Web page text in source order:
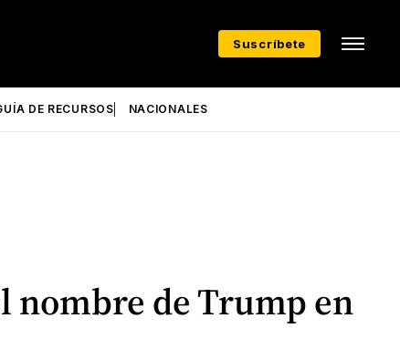
Suscríbete
DE RECURSOS NACIONALES
nombre de Trump en